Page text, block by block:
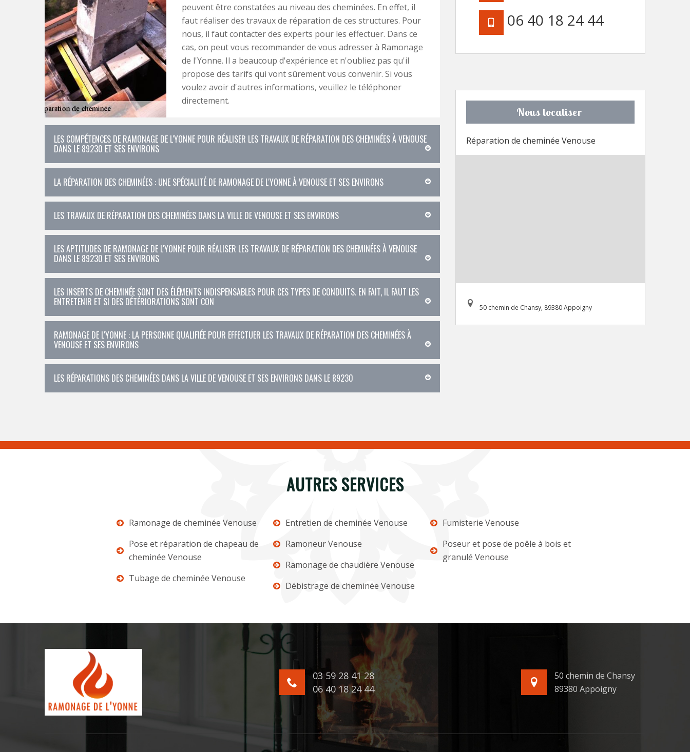
peuvent être constatées au niveau des cheminées. En effet, il
faut réaliser des travaux de réparation de ces structures. Pour
nous, il faut contacter des experts pour les effectuer. Dans ce
cas, on peut vous recommander de vous adresser à Ramonage
de l'Yonne. Il a beaucoup d'expérience et n'oubliez pas qu'il
propose des tarifs qui vont sûrement vous convenir. Si vous
voulez avoir d'autres informations, veuillez le téléphoner
directement.
LES COMPÉTENCES DE RAMONAGE DE L'YONNE POUR RÉALISER LES TRAVAUX DE RÉPARATION DES CHEMINÉES À VENOUSE
DANS LE 89230 ET SES ENVIRONS
LA RÉPARATION DES CHEMINÉES : UNE SPÉCIALITÉ DE RAMONAGE DE L'YONNE À VENOUSE ET SES ENVIRONS
LES TRAVAUX DE RÉPARATION DES CHEMINÉES DANS LA VILLE DE VENOUSE ET SES ENVIRONS
LES APTITUDES DE RAMONAGE DE L'YONNE POUR RÉALISER LES TRAVAUX DE RÉPARATION DES CHEMINÉES À VENOUSE
DANS LE 89230 ET SES ENVIRONS
LES INSERTS DE CHEMINÉE SONT DES ÉLÉMENTS INDISPENSABLES POUR CES TYPES DE CONDUITS. EN FAIT, IL FAUT LES
ENTRETENIR ET SI DES DÉTÉRIORATIONS SONT CON
RAMONAGE DE L'YONNE : LA PERSONNE QUALIFIÉE POUR EFFECTUER LES TRAVAUX DE RÉPARATION DES CHEMINÉES À
VENOUSE ET SES ENVIRONS
LES RÉPARATIONS DES CHEMINÉES DANS LA VILLE DE VENOUSE ET SES ENVIRONS DANS LE 89230
06 40 18 24 44
Nous localiser
Réparation de cheminée Venouse
50 chemin de Chansy, 89380 Appoigny
AUTRES SERVICES
Ramonage de cheminée Venouse
Pose et réparation de chapeau de
cheminée Venouse
Tubage de cheminée Venouse
Entretien de cheminée Venouse
Ramoneur Venouse
Ramonage de chaudière Venouse
Débistrage de cheminée Venouse
Fumisterie Venouse
Poseur et pose de poêle à bois et
granulé Venouse
03 59 28 41 28
06 40 18 24 44
50 chemin de Chansy
89380 Appoigny